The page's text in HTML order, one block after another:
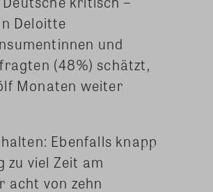
Deloitte
und
(48%) schätzt,
Monaten weiter
Ebenfalls knapp
zu viel Zeit am
acht von zehn